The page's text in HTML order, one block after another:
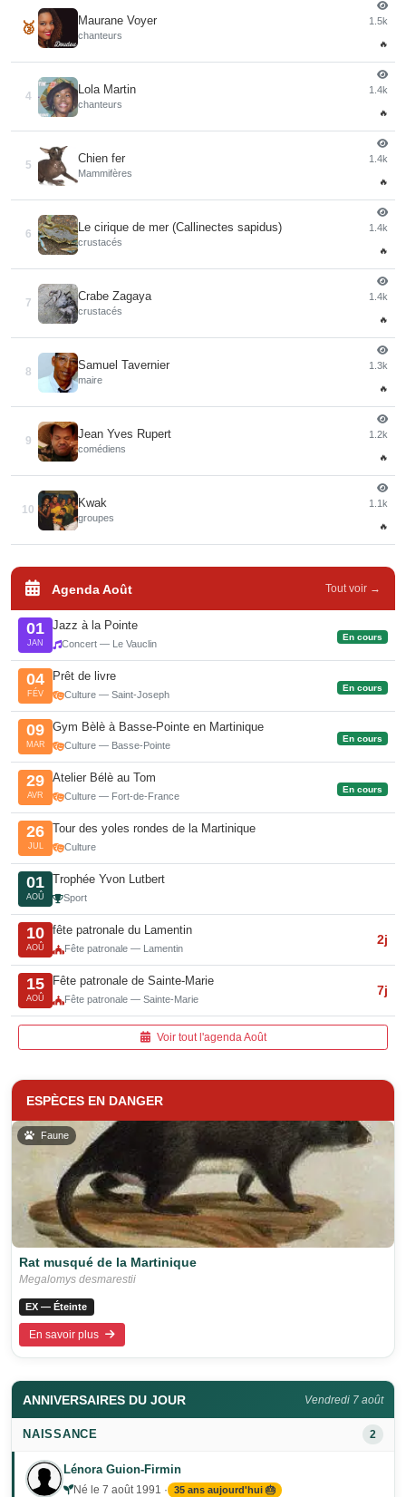
🥉 Maurane Voyer
chanteurs
1.5k
🔥
4
Lola Martin
chanteurs
1.4k
🔥
5
Chien fer
Mammifères
1.4k
🔥
6
Le cirique de mer (Callinectes sapidus)
crustacés
1.4k
🔥
7
Crabe Zagaya
crustacés
1.4k
🔥
8
Samuel Tavernier
maire
1.3k
🔥
9
Jean Yves Rupert
comédiens
1.2k
🔥
10
Kwak
groupes
1.1k
🔥
Agenda Août Tout voir →
01
JAN
Jazz à la Pointe
Concert — Le Vauclin
En cours
04
FÉV
Prêt de livre
Culture — Saint-Joseph
En cours
09
MAR
Gym Bèlè à Basse-Pointe en Martinique
Culture — Basse-Pointe
En cours
29
AVR
Atelier Bélè au Tom
Culture — Fort-de-France
En cours
26
JUL
Tour des yoles rondes de la Martinique
Culture
01
AOÛ
Trophée Yvon Lutbert
Sport
10
AOÛ
fête patronale du Lamentin
Fête patronale — Lamentin
2j
15
AOÛ
Fête patronale de Sainte-Marie
Fête patronale — Sainte-Marie
7j
Voir tout l'agenda Août
ESPÈCES EN DANGER
Faune
Rat musqué de la Martinique
Megalomys desmarestii
EX — Éteinte
En savoir plus
ANNIVERSAIRES DU JOUR Vendredi 7 août
NAISSANCE 2
Lénora Guion-Firmin
Né le 7 août 1991 · 35 ans aujourd'hui 🎂